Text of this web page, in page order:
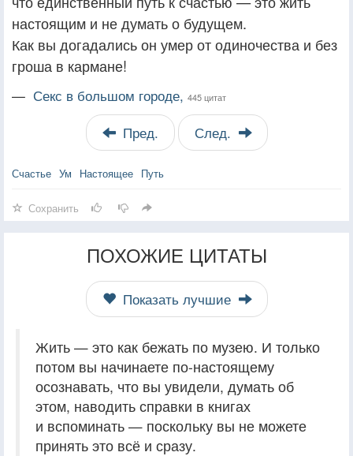
настоящим и не думать о будущем.
Как вы догадались он умер от одиночества и без
гроша в кармане!
— Секс в большом городе, 445 цитат
Пред. След.
Счастье Ум Настоящее Путь
Сохранить
ПОХОЖИЕ ЦИТАТЫ
Показать лучшие
Жить — это как бежать по музею. И только
потом вы начинаете по-настоящему
осознавать, что вы увидели, думать об
этом, наводить справки в книгах
и вспоминать — поскольку вы не можете
принять это всё и сразу.